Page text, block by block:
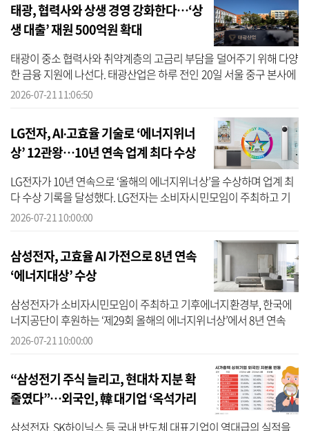
태광, 협력사와 상생 경영 강화한다…‘상
생 대출’ 재원 500억원 확대
태광이 중소 협력사와 취약계층의 고금리 부담을 덜어주기 위해 다양
한 금융 지원에 나선다. 태광산업은 하루 전인 20일 서울 중구 본사에
서 우리은행과 함께 ‘협력사 금융 지원을 위한 상생 대출 협약’을 체
2026-07-21 11:06:50
LG전자, AI∙고효율 기술로 ‘에너지위너
상’ 12관왕…10년 연속 업계 최다 수상
LG전자가 10년 연속으로 ‘올해의 에너지위너상’을 수상하며 업계 최
다 수상 기록을 달성했다. LG전자는 소비자시민모임이 주최하고 기
후에너지환경부·한국에너지공단이 후원하는 제29회 ‘올해의 에너지
2026-07-21 10:00:00
삼성전자, 고효율 AI 가전으로 8년 연속
‘에너지대상’ 수상
삼성전자가 소비자시민모임이 주최하고 기후에너지환경부, 한국에
너지공단이 후원하는 ‘제29회 올해의 에너지위너상’에서 8년 연속
‘에너지대상’을 수상했다고 21일 밝혔다. 올해 ‘에너지대상’ 수상 제품
2026-07-21 10:00:00
“삼성전기 주식 늘리고, 현대차 지분 확
줄였다”…외국인, 韓 대기업 ‘옥석가리
기’ 새판 짠다
삼성전자, SK하이닉스 등 국내 반도체 대표기업이 역대급의 실적을